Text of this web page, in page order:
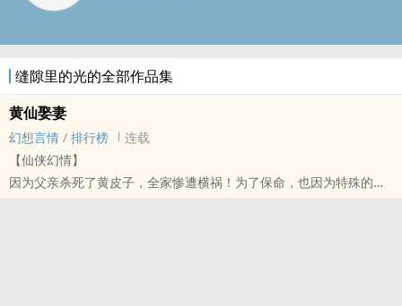
缝隙里的光的全部作品集
黄仙娶妻
幻想言情 / 排行榜
连载
【仙侠幻情】
因为父亲杀死了黄皮子，全家惨遭横祸！为了保命，也因为特殊的生